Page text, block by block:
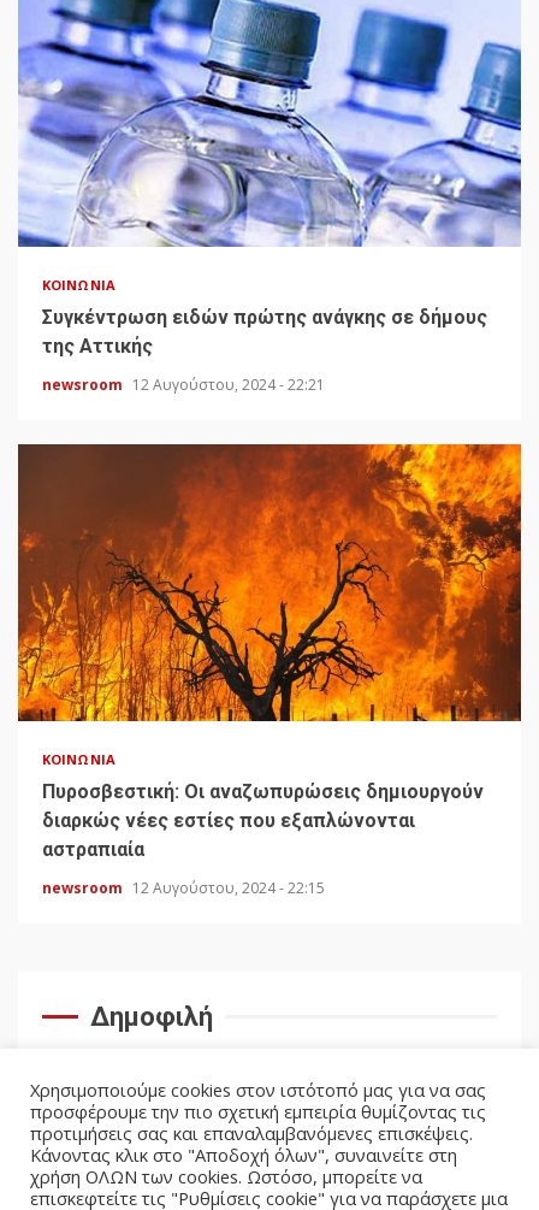
ΚΟΙΝΩΝΊΑ
Συγκέντρωση ειδών πρώτης ανάγκης σε δήμους
της Αττικής
newsroom 12 Αυγούστου, 2024 - 22:21
ΚΟΙΝΩΝΊΑ
Πυροσβεστική: Οι αναζωπυρώσεις δημιουργούν
διαρκώς νέες εστίες που εξαπλώνονται
αστραπιαία
newsroom 12 Αυγούστου, 2024 - 22:15
Δημοφιλή
Χρησιμοποιούμε cookies στον ιστότοπό μας για να σας
προσφέρουμε την πιο σχετική εμπειρία θυμίζοντας τις
προτιμήσεις σας και επαναλαμβανόμενες επισκέψεις.
Κάνοντας κλικ στο "Αποδοχή όλων", συναινείτε στη
χρήση ΟΛΩΝ των cookies. Ωστόσο, μπορείτε να
επισκεφτείτε τις "Ρυθμίσεις cookie" για να παράσχετε μια